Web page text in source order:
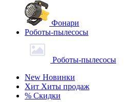
Фонари
Роботы-пылесосы
Роботы-пылесосы
New Новинки
Хит Хиты продаж
% Скидки